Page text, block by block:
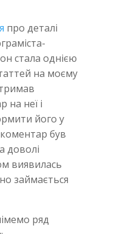
про деталі
стала однією
на моєму
неї і
його у
був
доволі
виявилась
займається
ряд